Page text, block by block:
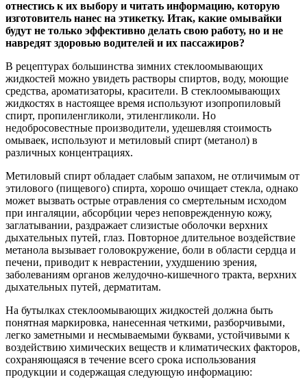
отнестись к их выбору и читать информацию, которую
изготовитель нанес на этикетку. Итак, какие омывайки
будут не только эффективно делать свою работу, но и не
навредят здоровью водителей и их пассажиров?
В рецептурах большинства зимних стеклоомывающих
жидкостей можно увидеть растворы спиртов, воду, моющие
средства, ароматизаторы, красители. В стеклоомывающих
жидкостях в настоящее время используют изопропиловый
спирт, пропиленгликоли, этиленгликоли. Но
недобросовестные производители, удешевляя стоимость
омываек, используют и метиловый спирт (метанол) в
различных концентрациях.
Метиловый спирт обладает слабым запахом, не отличимым от
этилового (пищевого) спирта, хорошо очищает стекла, однако
может вызвать острые отравления со смертельным исходом
при ингаляции, абсорбции через неповрежденную кожу,
заглатывании, раздражает слизистые оболочки верхних
дыхательных путей, глаз. Повторное длительное воздействие
метанола вызывает головокружение, боли в области сердца и
печени, приводит к неврастении, ухудшению зрения,
заболеваниям органов желудочно-кишечного тракта, верхних
дыхательных путей, дерматитам.
На бутылках стеклоомывающих жидкостей должна быть
понятная маркировка, нанесенная четкими, разборчивыми,
легко заметными и несмываемыми буквами, устойчивыми к
воздействию химических веществ и климатических факторов,
сохраняющаяся в течение всего срока использования
продукции и содержащая следующую информацию: